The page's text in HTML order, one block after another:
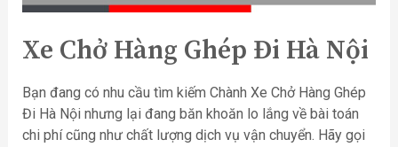
Xe Chở Hàng Ghép Đi Hà Nội
Bạn đang có nhu cầu tìm kiếm Chành Xe Chở Hàng Ghép
Đi Hà Nội nhưng lại đang băn khoăn lo lắng về bài toán
chi phí cũng như chất lượng dịch vụ vận chuyển. Hãy gọi